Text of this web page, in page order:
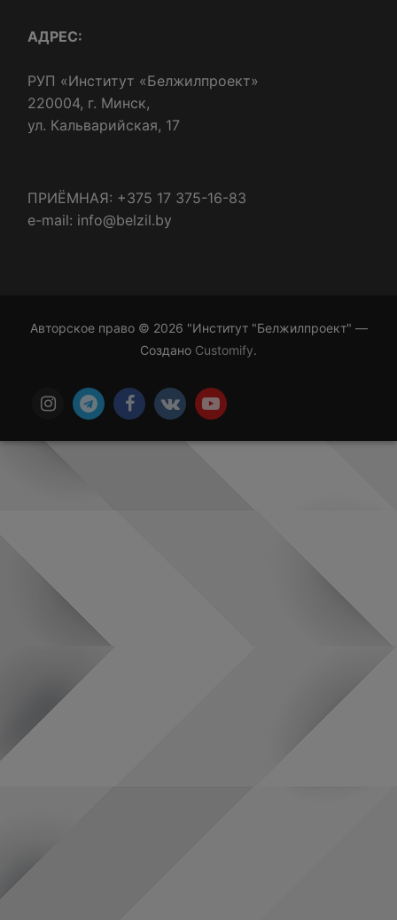
АДРЕС:
РУП «Институт «Белжилпроект»
220004, г. Минск,
ул. Кальварийская, 17
ПРИЁМНАЯ: +375 17 375-16-83
e-mail: info@belzil.by
Авторское право © 2026 "Институт "Белжилпроект" —
Создано Customify.